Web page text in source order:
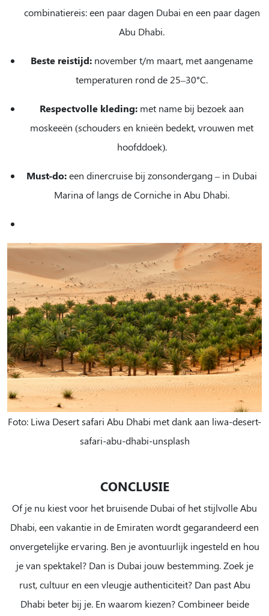
combinatiereis: een paar dagen Dubai en een paar dagen
Abu Dhabi.
Beste reistijd: november t/m maart, met aangename
temperaturen rond de 25–30°C.
Respectvolle kleding: met name bij bezoek aan
moskeeën (schouders en knieën bedekt, vrouwen met
hoofddoek).
Must-do:een dinercruise bij zonsondergang – in Dubai
Marina of langs de Corniche in Abu Dhabi.
Foto: Liwa Desert safari Abu Dhabi met dank aan liwa-desert-
safari-abu-dhabi-unsplash
CONCLUSIE
Of je nu kiest voor het bruisende Dubai of het stijlvolle Abu
Dhabi, een vakantie in de Emiraten wordt gegarandeerd een
onvergetelijke ervaring. Ben je avontuurlijk ingesteld en hou
je van spektakel? Dan is Dubai jouw bestemming. Zoek je
rust, cultuur en een vleugje authenticiteit? Dan past Abu
Dhabi beter bij je. En waarom kiezen? Combineer beide